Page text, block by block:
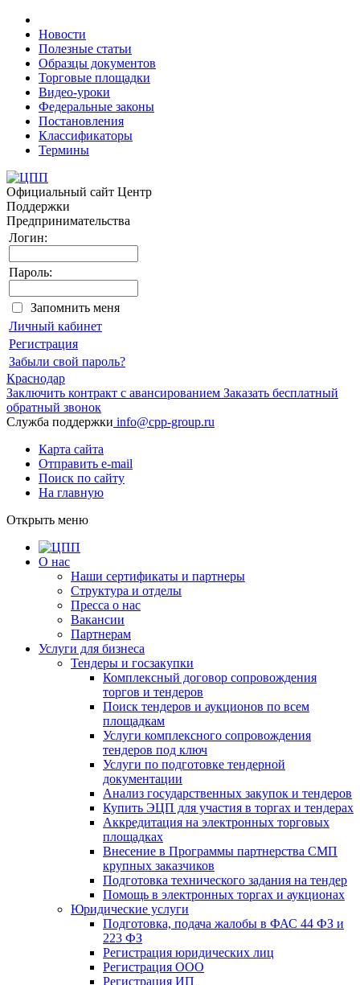
Новости
Полезные статьи
Образцы документов
Торговые площадки
Видео-уроки
Федеральные законы
Постановления
Классификаторы
Термины
Официальный сайт Центр
Поддержки
Предпринимательства
Логин:
Пароль:
Запомнить меня
Личный кабинет
Регистрация
Забыли свой пароль?
Краснодар
Заключить контракт с авансированием Заказать бесплатный
обратный звонок
Служба поддержки info@cpp-group.ru
Карта сайта
Отправить e-mail
Поиск по сайту
На главную
Открыть меню
О нас
Наши сертификаты и партнеры
Структура и отделы
Пресса о нас
Вакансии
Партнерам
Услуги для бизнеса
Тендеры и госзакупки
Комплексный договор сопровождения
торгов и тендеров
Поиск тендеров и аукционов по всем
площадкам
Услуги комплексного сопровождения
тендеров под ключ
Услуги по подготовке тендерной
документации
Анализ государственных закупок и тендеров
Купить ЭЦП для участия в торгах и тендерах
Аккредитация на электронных торговых
площадках
Внесение в Программы партнерства СМП
крупных заказчиков
Подготовка технического задания на тендер
Помощь в электронных торгах и аукционах
Юридические услуги
Подготовка, подача жалобы в ФАС 44 ФЗ и
223 ФЗ
Регистрация юридических лиц
Регистрация ООО
Регистрация ИП